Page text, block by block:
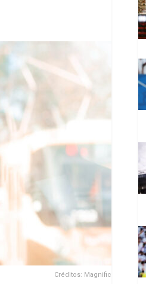
Créditos: Magnific